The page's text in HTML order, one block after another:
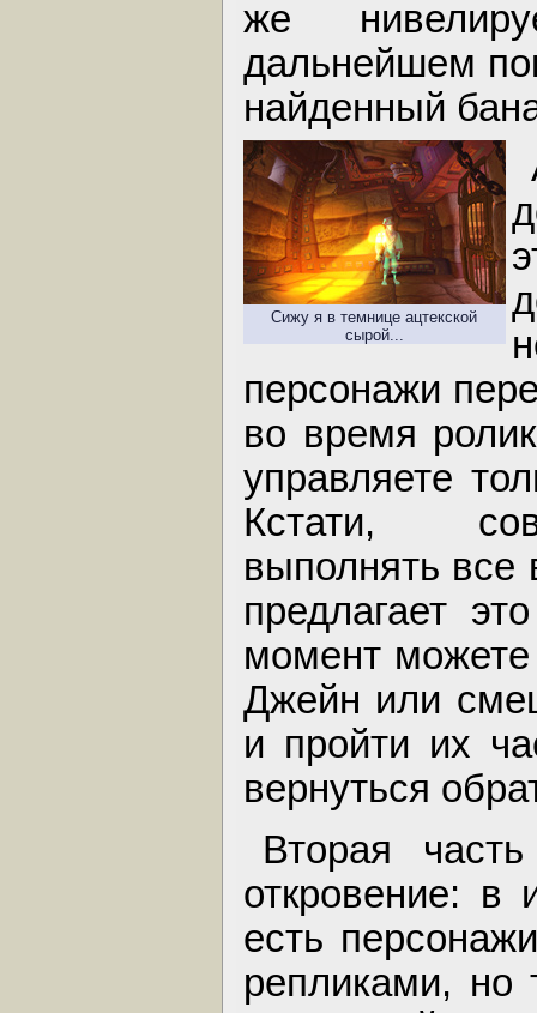
же
дальнейшем
найденный
Сижу я в темнице ацтекской
сырой...
персонажи
во время
управляете
Кстати,
выполнять все
предлагает
момент можете
Джейн или
и пройти их
вернуться
Вторая
откровение: в
есть
репликами, но